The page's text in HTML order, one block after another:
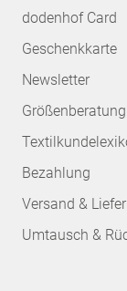
dodenhof Card
Geschenkkarte
Newsletter
Größenberatung
Bezahlung
Versand &
Umtausch &